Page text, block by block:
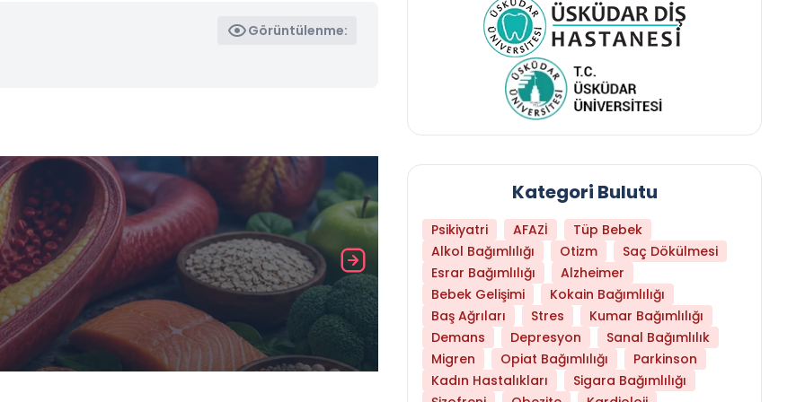
Görüntülenme:
Daha Az Protein Tüketmek Yaşlanmayı
Kategori Bulutu
Psikiyatri AFAZİ
Tüp Bebek
Alkol Bağımlılığı
Otizm
Saç Dökülmesi
Esrar Bağımlılığı
Alzheimer
Bebek Gelişimi
Kokain Bağımlılığı
Baş Ağrıları
Stres
Kumar Bağımlılığı
Demans
Depresyon
Sanal Bağımlılık
Migren
Opiat Bağımlılığı
Parkinson
Kadın Hastalıkları
Sigara Bağımlılığı